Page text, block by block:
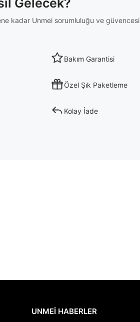
kadar Unmei sorumluluğu ve güvencesi
Bakım Garantisi
Özel Şık Paketleme
Kolay İade
UNMEİ HABERLER